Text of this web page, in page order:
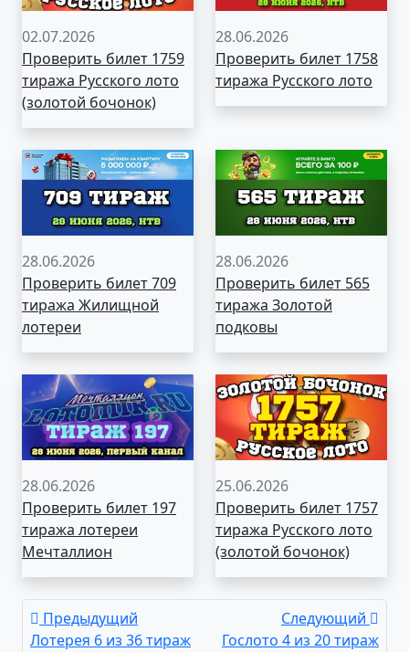
02.07.2026
Проверить билет 1759
тиража Русского лото
(золотой бочонок)
28.06.2026
Проверить билет 1758
тиража Русского лото
28.06.2026
Проверить билет 709
тиража Жилищной
лотереи
28.06.2026
Проверить билет 565
тиража Золотой
подковы
28.06.2026
Проверить билет 197
тиража лотереи
Мечталлион
25.06.2026
Проверить билет 1757
тиража Русского лото
(золотой бочонок)
Предыдущий
Лотерея 6 из 36 тираж
Следующий
Гослото 4 из 20 тираж